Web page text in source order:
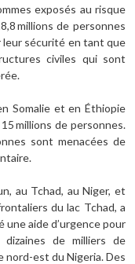
exposés au risque
millions de personnes
leur sécurité en tant que
civiles qui sont
Somalie et en Éthiopie
millions de personnes.
sont menacées de
au Tchad, au Niger, et
du lac Tchad, a
aide d’urgence pour
de milliers de
nord-est du Nigeria. Des